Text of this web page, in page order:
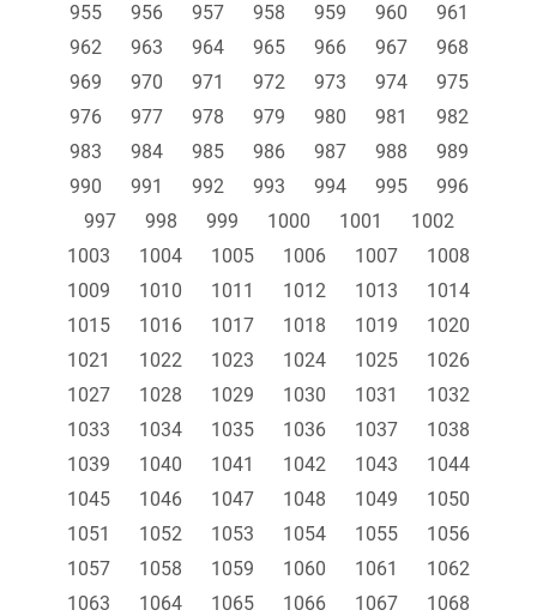
955
956 957 958 959 960
961
962
963 964 965 966 967
968
969
970 971 972 973 974
975
976
977 978 979 980 981
982
983
984 985 986 987 988
989
990
991 992 993 994 995
996
997
998 999 1000 1001
1002
1003
1004 1005 1006 1007
1008
1009
1010 1011 1012 1013
1014
1015
1016 1017 1018 1019
1020
1021
1022 1023 1024 1025
1026
1027
1028 1029 1030 1031
1032
1033
1034 1035 1036 1037
1038
1039
1040 1041 1042 1043
1044
1045
1046 1047 1048 1049
1050
1051
1052 1053 1054 1055
1056
1057
1058 1059 1060 1061
1062
1063
1064 1065 1066 1067
1068